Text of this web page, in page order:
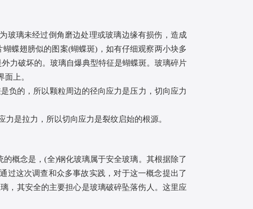
璃未经过倒角磨边处理或玻璃边缘有损伤，造成
蝶翅膀似的图案(蝴蝶斑)，如有仔细观察两小块多
力破坏的。玻璃自爆典型特征是蝴蝶斑。玻璃碎片
上。
的，所以颗粒周边的径向应力是压力，切向应力
是拉力，所以切向应力是裂纹启始的根源。
概念是，(全)钢化玻璃属于安全玻璃。其根据除了
过这次调查和众多事故实践，对于这一概念提出了
，其安全的主要担心是玻璃破碎坠落伤人。这里应